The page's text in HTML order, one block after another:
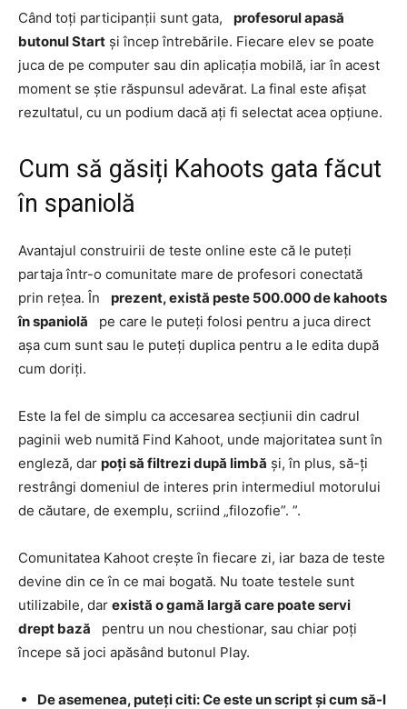
Când toți participanții sunt gata, profesorul apasă
butonul Start și încep întrebările. Fiecare elev se poate
juca de pe computer sau din aplicația mobilă, iar în acest
moment se știe răspunsul adevărat. La final este afișat
rezultatul, cu un podium dacă ați fi selectat acea opțiune.
Cum să găsiți Kahoots gata făcut
în spaniolă
Avantajul construirii de teste online este că le puteți
partaja într-o comunitate mare de profesori conectată
prin rețea. În prezent, există peste 500.000 de kahoots
în spaniolă pe care le puteți folosi pentru a juca direct
așa cum sunt sau le puteți duplica pentru a le edita după
cum doriți.
Este la fel de simplu ca accesarea secțiunii din cadrul
paginii web numită Find Kahoot, unde majoritatea sunt în
engleză, dar poți să filtrezi după limbă și, în plus, să-ți
restrângi domeniul de interes prin intermediul motorului
de căutare, de exemplu, scriind „filozofie”. ”.
Comunitatea Kahoot crește în fiecare zi, iar baza de teste
devine din ce în ce mai bogată. Nu toate testele sunt
utilizabile, dar există o gamă largă care poate servi
drept bază pentru un nou chestionar, sau chiar poți
începe să joci apăsând butonul Play.
De asemenea, puteți citi: Ce este un script și cum să-l